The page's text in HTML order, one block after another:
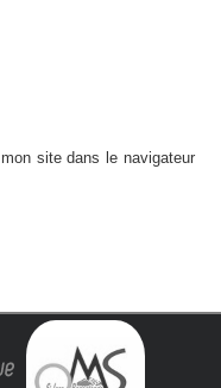
site dans le navigateur